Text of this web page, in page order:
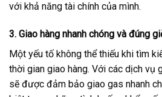
với khả năng tài chính của mình.
3. Giao hàng nhanh chóng và đúng
Một yếu tố không thể thiếu khi tìm
thời gian giao hàng. Với các dịch vụ
sẽ được đảm bảo giao gas nhanh